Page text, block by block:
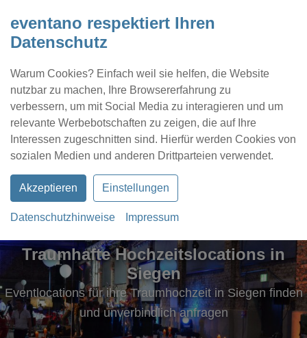
eventano respektiert Ihren
Datenschutz
Warum Cookies? Einfach weil sie helfen, die Website
nutzbar zu machen, Ihre Browsererfahrung zu
verbessern, um mit Social Media zu interagieren und um
relevante Werbebotschaften zu zeigen, die auf Ihre
Interessen zugeschnitten sind. Hierfür werden Cookies von
sozialen Medien und anderen Drittparteien verwendet.
Akzeptieren Einstellungen
Datenschutzhinweise Impressum
Kontakt Location eintragen Profil
Traumhafte Hochzeitslocations in
Siegen
Eventlocations für ihre Traumhochzeit in Siegen finden
und unverbindlich anfragen